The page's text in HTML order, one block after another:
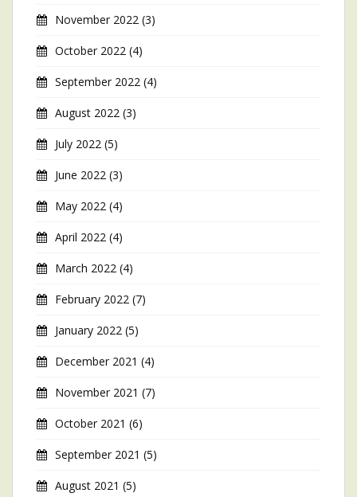
November 2022 (3)
October 2022 (4)
September 2022 (4)
August 2022 (3)
July 2022 (5)
June 2022 (3)
May 2022 (4)
April 2022 (4)
March 2022 (4)
February 2022 (7)
January 2022 (5)
December 2021 (4)
November 2021 (7)
October 2021 (6)
September 2021 (5)
August 2021 (5)